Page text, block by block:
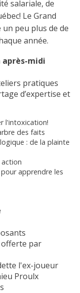
travaux
documents
travaux
(FCO)
salariale, de
Le Grand
un peu plus de de
année.
après-midi
pratiques
d’expertise et
l'intoxication!
des faits
: de la plainte
apprendre les
offerte par
l'ex-joueur
Proulx